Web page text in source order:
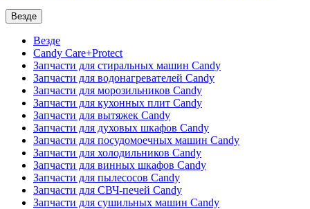
Везде
Везде
Candy Care+Protect
Запчасти для стиральных машин Candy
Запчасти для водонагревателей Candy
Запчасти для морозильников Candy
Запчасти для кухонных плит Candy
Запчасти для вытяжек Candy
Запчасти для духовых шкафов Candy
Запчасти для посудомоечных машин Candy
Запчасти для холодильников Candy
Запчасти для винных шкафов Candy
Запчасти для пылесосов Candy
Запчасти для СВЧ-печей Candy
Запчасти для сушильных машин Candy